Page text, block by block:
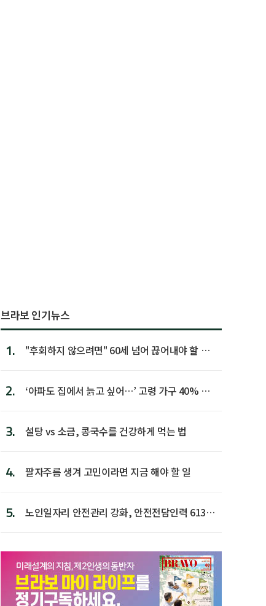
브라보 인기뉴스
1.
"후회하지 않으려면" 60세 넘어 끊어내야 할 사
2.
‘아파도 집에서 늙고 싶어…’ 고령 가구 40% 노
3. 설탕 vs 소금, 콩국수를 건강하게 먹는 법
4. 팔자주름 생겨 고민이라면 지금 해야 할 일
5.
노인일자리 안전관리 강화, 안전전담인력 613명